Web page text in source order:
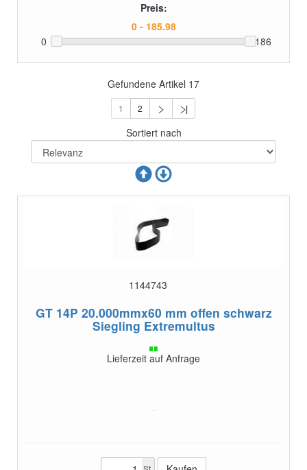
Preis:
0 186
Gefundene Artikel 17
1 2
Sortiert nach
1144743
GT 14P 20.000mmx60 mm offen schwarz
Siegling Extremultus
Lieferzeit auf Anfrage